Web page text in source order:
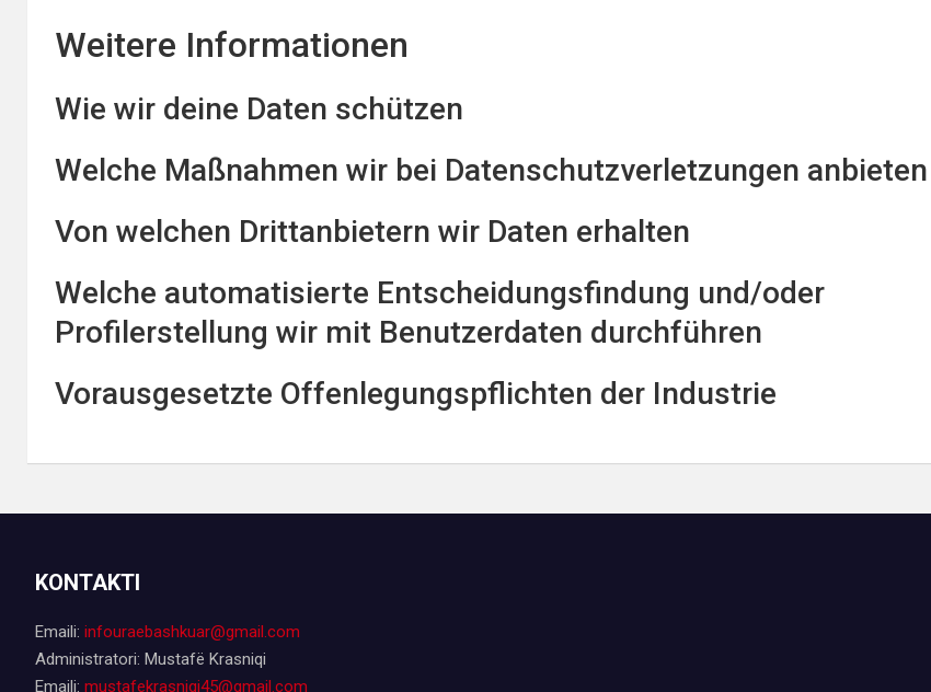
Weitere Informationen
Wie wir deine Daten schützen
Welche Maßnahmen wir bei Datenschutzverletzungen anbieten
Von welchen Drittanbietern wir Daten erhalten
Welche automatisierte Entscheidungsfindung und/oder
Profilerstellung wir mit Benutzerdaten durchführen
Vorausgesetzte Offenlegungspflichten der Industrie
KONTAKTI
Emaili: infouraebashkuar@gmail.com
Administratori: Mustafë Krasniqi
Emaili: mustafekrasniqi45@gmail.com